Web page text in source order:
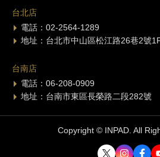
台北店
電話：02-2564-1289
地址：台北市中山區松江路26巷2號
台南店
電話：06-208-0909
地址：台南市東區長榮路二段282號
Copyright © INPAD. All